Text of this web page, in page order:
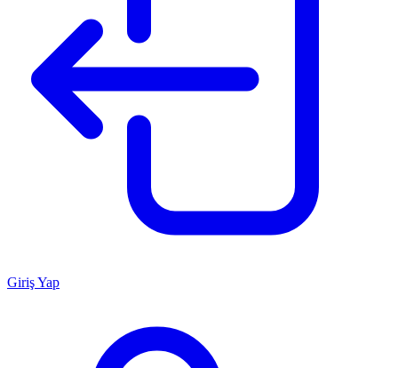
Giriş Yap